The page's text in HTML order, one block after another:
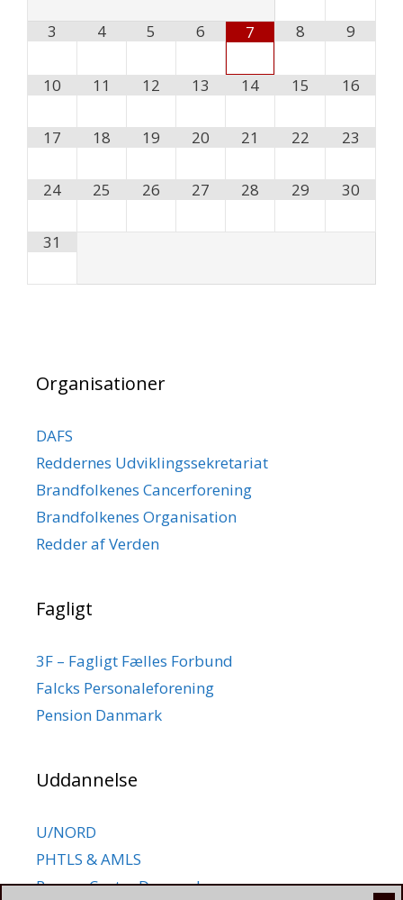
3 4 5 6 7 8 9
10 11 12 13 14 15 16
17 18 19 20 21 22 23
24 25 26 27 28 29 30
31
Organisationer
DAFS
Reddernes Udviklingssekretariat
Brandfolkenes Cancerforening
Brandfolkenes Organisation
Redder af Verden
Fagligt
3F – Fagligt Fælles Forbund
Falcks Personaleforening
Pension Danmark
Uddannelse
U/NORD
PHTLS & AMLS
Rescue Center Denmark